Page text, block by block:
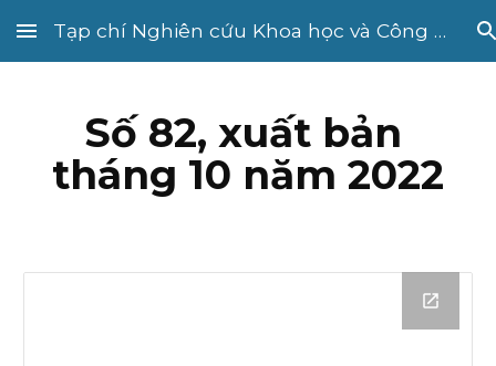
Skip to main content Skip to navigation
Tạp chí Nghiên cứu Khoa học và Công nghệ quân sự
Số 82, xuất bản
tháng 10 năm 2022